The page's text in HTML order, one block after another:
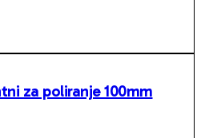
za poliranje 100mm